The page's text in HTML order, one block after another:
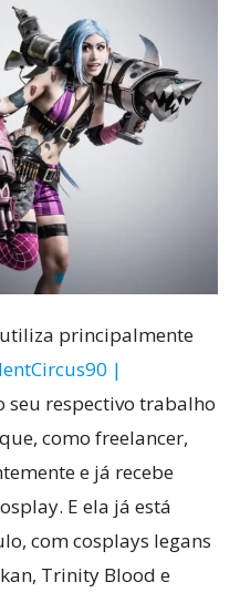
principalmente
|
seu respectivo trabalho
como freelancer,
e já recebe
E ela já está
com cosplays legans
Trinity Blood e